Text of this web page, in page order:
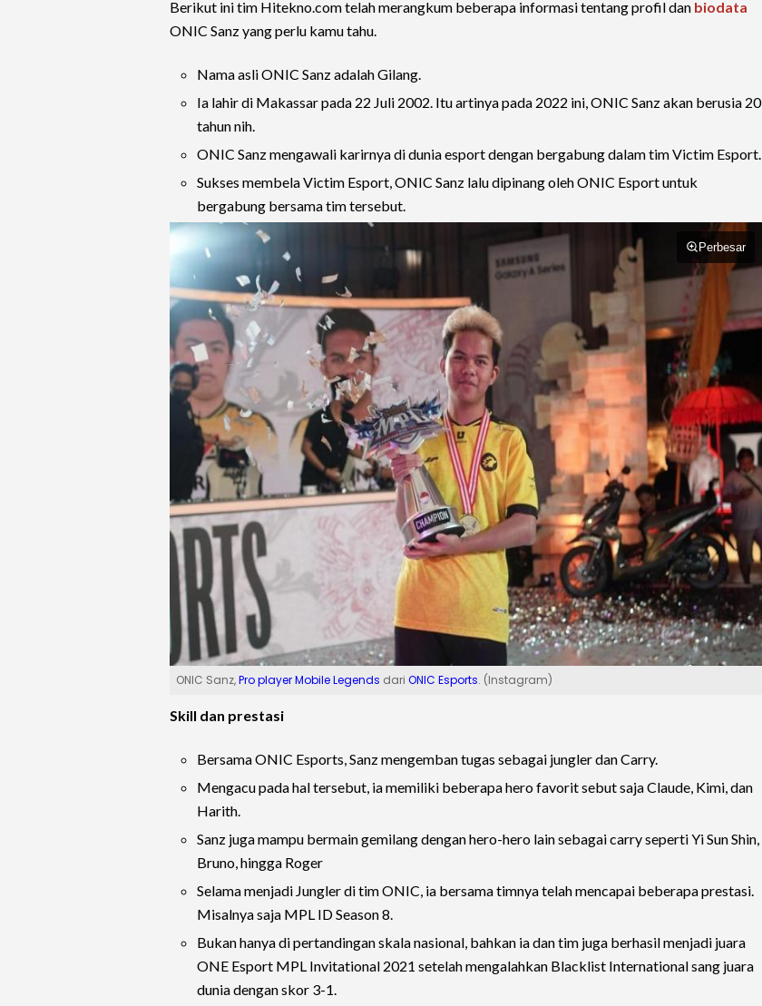
Berikut ini tim Hitekno.com telah merangkum beberapa informasi tentang profil dan biodata
ONIC Sanz yang perlu kamu tahu.
Nama asli ONIC Sanz adalah Gilang.
Ia lahir di Makassar pada 22 Juli 2002. Itu artinya pada 2022 ini, ONIC Sanz akan berusia 20
tahun nih.
ONIC Sanz mengawali karirnya di dunia esport dengan bergabung dalam tim Victim Esport.
Sukses membela Victim Esport, ONIC Sanz lalu dipinang oleh ONIC Esport untuk
bergabung bersama tim tersebut.
Perbesar
ONIC Sanz,Pro playerMobile Legends dari ONIC Esports. (Instagram)
Skill dan prestasi
Bersama ONIC Esports, Sanz mengemban tugas sebagai jungler dan Carry.
Mengacu pada hal tersebut, ia memiliki beberapa hero favorit sebut saja Claude, Kimi, dan
Harith.
Sanz juga mampu bermain gemilang dengan hero-hero lain sebagai carry seperti Yi Sun Shin,
Bruno, hingga Roger
Selama menjadi Jungler di tim ONIC, ia bersama timnya telah mencapai beberapa prestasi.
Misalnya saja MPL ID Season 8.
Bukan hanya di pertandingan skala nasional, bahkan ia dan tim juga berhasil menjadi juara
ONE Esport MPL Invitational 2021 setelah mengalahkan Blacklist International sang juara
dunia dengan skor 3-1.